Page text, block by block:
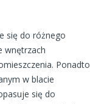
się do różnego
wnętrzach
Ponadto
w blacie
się do